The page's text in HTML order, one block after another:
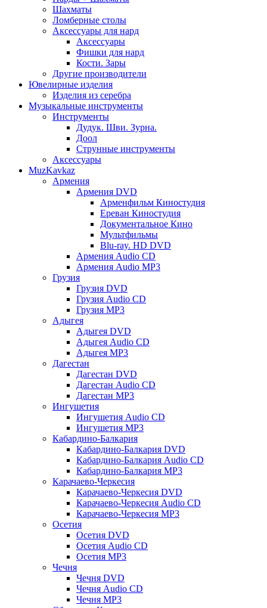
Шахматы
Ломберные столы
Аксессуары для нард
Аксессуары
Фишки для нард
Кости. Зары
Другие производители
Ювелирные изделия
Изделия из серебра
Музыкальные инструменты
Инструменты
Дудук. Шви. Зурна.
Доол
Струнные инструменты
Аксессуары
MuzKavkaz
Армения
Армения DVD
Арменфильм Киностудия
Ереван Киностудия
Документальное Кино
Мультфильмы
Blu-ray. HD DVD
Армения Audio CD
Армения Audio MP3
Грузия
Грузия DVD
Грузия Audio CD
Грузия MP3
Адыгея
Адыгея DVD
Адыгея Audio CD
Адыгея MP3
Дагестан
Дагестан DVD
Дагестан Audio CD
Дагестан MP3
Ингушетия
Ингушетия Audio CD
Ингушетия MP3
Кабардино-Балкария
Кабардино-Балкария DVD
Кабардино-Балкария Audio CD
Кабардино-Балкария MP3
Карачаево-Черкесия
Карачаево-Черкесия DVD
Карачаево-Черкесия Audio CD
Карачаево-Черкесия MP3
Осетия
Осетия DVD
Осетия Audio CD
Осетия MP3
Чечня
Чечня DVD
Чечня Audio CD
Чечня MP3